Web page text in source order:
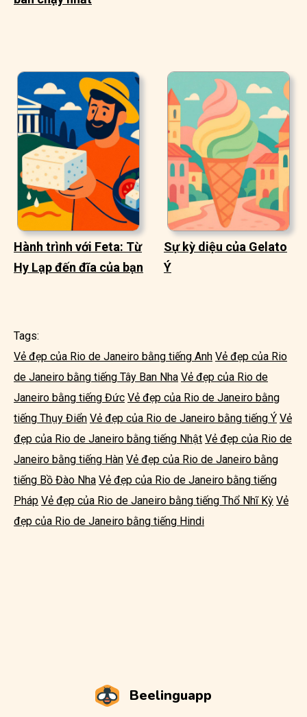
Hành trình với Feta: Từ
Hy Lạp đến đĩa của bạn
Sự kỳ diệu của Gelato
Ý
Tags:
Vẻ đẹp của Rio de Janeiro bằng tiếng Anh Vẻ đẹp của Rio
de Janeiro bằng tiếng Tây Ban Nha Vẻ đẹp của Rio de
Janeiro bằng tiếng Đức Vẻ đẹp của Rio de Janeiro bằng
tiếng Thụy Điển Vẻ đẹp của Rio de Janeiro bằng tiếng Ý Vẻ
đẹp của Rio de Janeiro bằng tiếng Nhật Vẻ đẹp của Rio de
Janeiro bằng tiếng Hàn Vẻ đẹp của Rio de Janeiro bằng
tiếng Bồ Đào Nha Vẻ đẹp của Rio de Janeiro bằng tiếng
Pháp Vẻ đẹp của Rio de Janeiro bằng tiếng Thổ Nhĩ Kỳ Vẻ
đẹp của Rio de Janeiro bằng tiếng Hindi
Beelinguapp